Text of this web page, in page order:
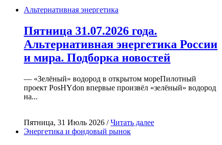
Альтернативная энергетика
Пятница 31.07.2026 года.
Альтернативная энергетика России
и мира. Подборка новостей
— «Зелёный» водород в открытом мореПилотный
проект PosHYdon впервые произвёл «зелёный» водород
на...
Пятница, 31 Июль 2026 /Читать далее
Энергетика и фондовый рынок